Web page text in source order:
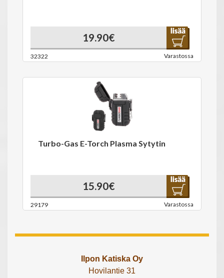
19.90€
32322 Varastossa
Turbo-Gas E-Torch Plasma Sytytin
15.90€
29179 Varastossa
Ilpon Katiska Oy
Hovilantie 31